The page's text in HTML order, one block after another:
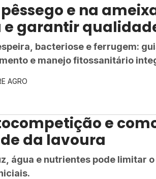
e na
garantir
bacteriose e ferrugem:
e manejo fitossanitário
AGRO
e
da lavoura
água e nutrientes pode limitar